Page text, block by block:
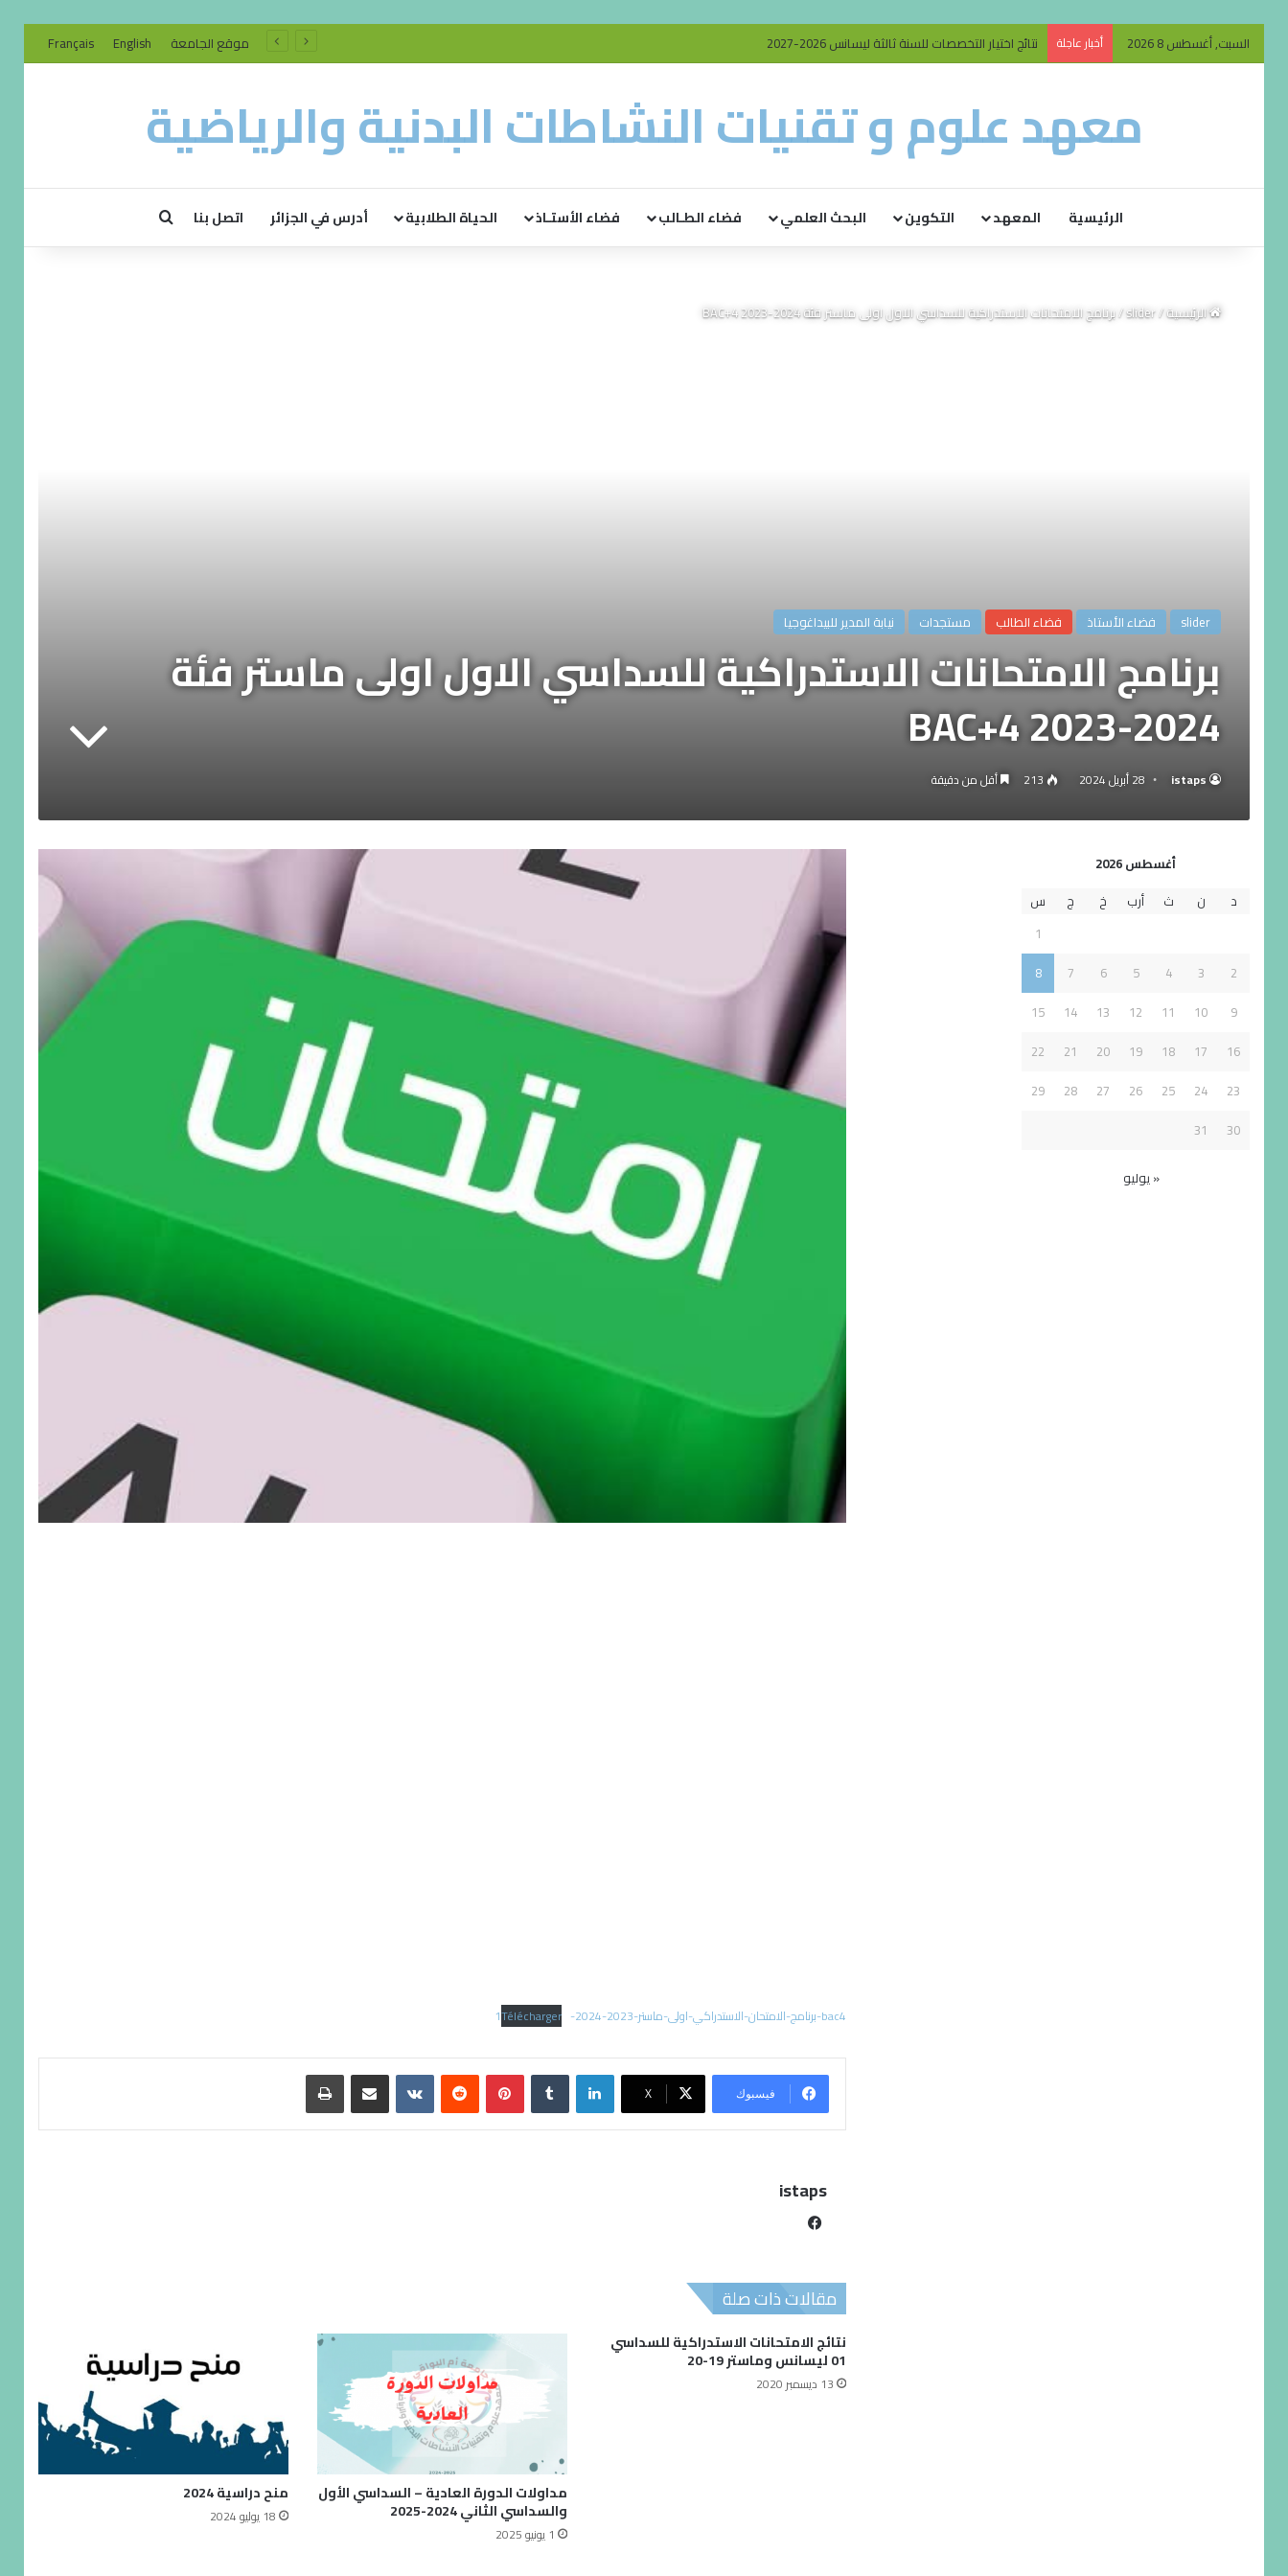
السبت, أغسطس 8 2026 أخبار عاجلة نتائج اختيار التخصصات للسنة ثالثة ليسانس 2026-2027 موقع الجامعة English
Français
معهد علوم و تقنيات النشاطات البدنية والرياضية
الرئيسية المعهد التكوين البحث العلمي فضاء الطـالب فضاء الأستـاذ الحياة الطلابية أدرس في الجزائر اتصل بنا
الرئيسية/
slider
/برنامج الامتحانات الاستدراكية للسداسي الاول اولى ماستر فئة BAC+4 2023-2024
slider فضاء الأستاذ فضاء الطالب مستجدات نيابة المدير للبيداغوجيا
برنامج الامتحانات الاستدراكية للسداسي الاول اولى ماستر فئة
BAC+4 2023-2024
istaps 28 أبريل 2024 213 أقل من دقيقة
bac4-برنامج-الامتحان-الاستدراكي-اولى-ماستر-2023-2024-1 Télécharger
فيسبوك X
istaps
مقالات ذات صلة
نتائج الامتحانات الاستدراكية للسداسي
01 ليسانس وماستر 19-20
13 ديسمبر 2020
مداولات الدورة العادية – السداسي الأول
والسداسي الثاني 2024-2025
1 يونيو 2025
منح دراسية 2024
18 يوليو 2024
أغسطس 2026
د
ن ث أرب خ ج
س
1
2
3
4
5
6
7
8
9
10
11
12
13
14
15
16
17
18
19
20
21
22
23
24
25
26
27
28
29
30
31
« يوليو